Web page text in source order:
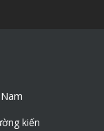
kiến